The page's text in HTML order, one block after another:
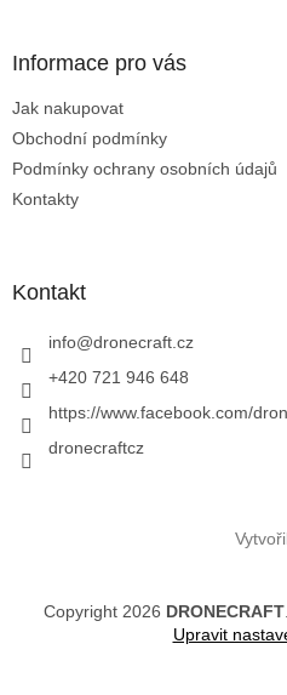
Informace pro vás
Jak nakupovat
Obchodní podmínky
Podmínky ochrany osobních údajů
Kontakty
Kontakt
info@dronecraft.cz
+420 721 946 648
https://www.facebook.com/
dronecraftcz
Copyright 2026 DRONECRAFT
Upravit